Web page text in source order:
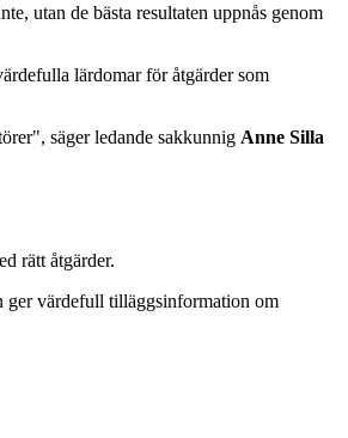
utan de bästa resultaten uppnås genom
lärdomar för åtgärder som
säger ledande sakkunnig Anne Silla
rätt åtgärder.
ger värdefull tilläggsinformation om